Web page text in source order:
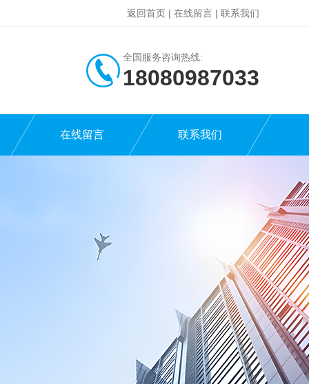
返回首页 | 在线留言 | 联系我们
全国服务咨询热线:
18080987033
在线留言 联系我们